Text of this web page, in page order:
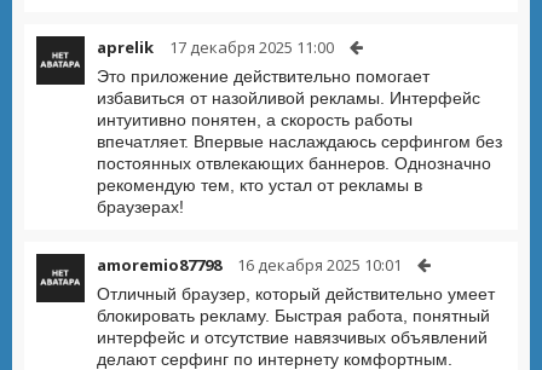
aprelik 17 декабря 2025 11:00
Это приложение действительно помогает
избавиться от назойливой рекламы. Интерфейс
интуитивно понятен, а скорость работы
впечатляет. Впервые наслаждаюсь серфингом без
постоянных отвлекающих баннеров. Однозначно
рекомендую тем, кто устал от рекламы в
браузерах!
amoremio87798 16 декабря 2025 10:01
Отличный браузер, который действительно умеет
блокировать рекламу. Быстрая работа, понятный
интерфейс и отсутствие навязчивых объявлений
делают серфинг по интернету комфортным.